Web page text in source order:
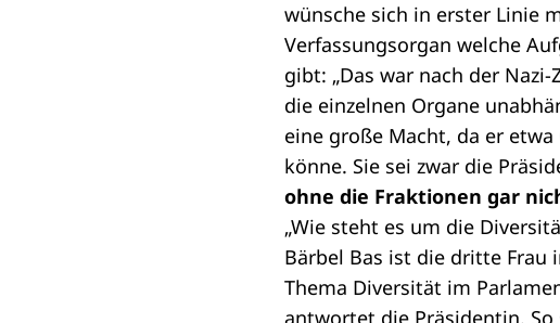
wünsche sich in erster Linie
Verfassungsorgan welche
gibt: „Das war nach der
die einzelnen Organe
eine große Macht, da er
könne. Sie sei zwar die
ohne die Fraktionen gar
„Wie steht es um die
Bärbel Bas ist die dritte Frau
Thema Diversität im
antwortet die Präsidentin.